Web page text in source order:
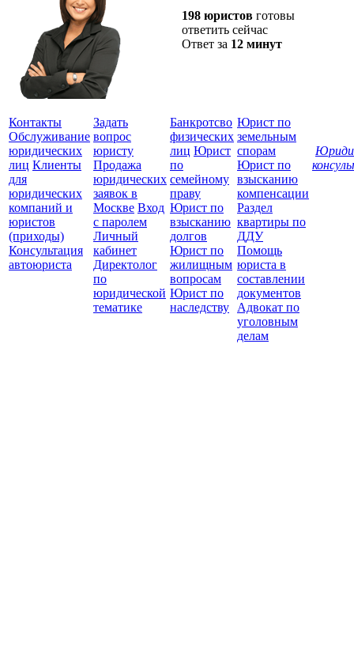
198 юристов готовы
ответить сейчас
Ответ за 12 минут
Контакты
Обслуживание
юридических
лиц Клиенты
для
юридических
компаний и
юристов
(приходы)
Консультация
автоюриста
Задать
вопрос
юристу
Продажа
юридических
заявок в
Москве Вход
с паролем
Личный
кабинет
Директолог
по
юридической
тематике
Банкротсво
физических
лиц Юрист
по
семейному
праву
Юрист по
взысканию
долгов
Юрист по
жилищным
вопросам
Юрист по
наследству
Юрист по
земельным
спорам
Юрист по
взысканию
компенсации
Раздел
квартиры по
ДДУ
Помощь
юриста в
составлении
документов
Адвокат по
уголовным
делам